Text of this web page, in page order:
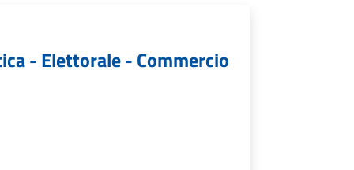
- Elettorale - Commercio